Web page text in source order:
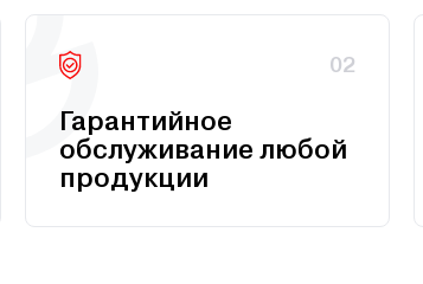
02
Гарантийное
обслуживание любой
продукции